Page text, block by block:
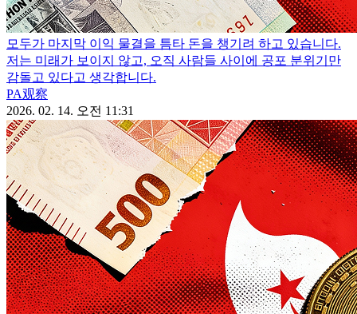
모두가 마지막 이익 물결을 틈타 돈을 챙기려 하고 있습니다.
저는 미래가 보이지 않고, 오직 사람들 사이에 공포 분위기만
감돌고 있다고 생각합니다.
PA观察
2026. 02. 14. 오전 11:31